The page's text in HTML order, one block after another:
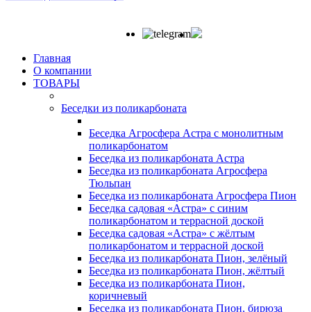
Главная
О компании
ТОВАРЫ
Беседки из поликарбоната
Беседка Агросфера Астра с монолитным
поликарбонатом
Беседка из поликарбоната Астра
Беседка из поликарбоната Агросфера
Тюльпан
Беседка из поликарбоната Агросфера Пион
Беседка садовая «Астра» с синим
поликарбонатом и террасной доской
Беседка садовая «Астра» с жёлтым
поликарбонатом и террасной доской
Беседка из поликарбоната Пион, зелёный
Беседка из поликарбоната Пион, жёлтый
Беседка из поликарбоната Пион,
коричневый
Беседка из поликарбоната Пион, бирюза